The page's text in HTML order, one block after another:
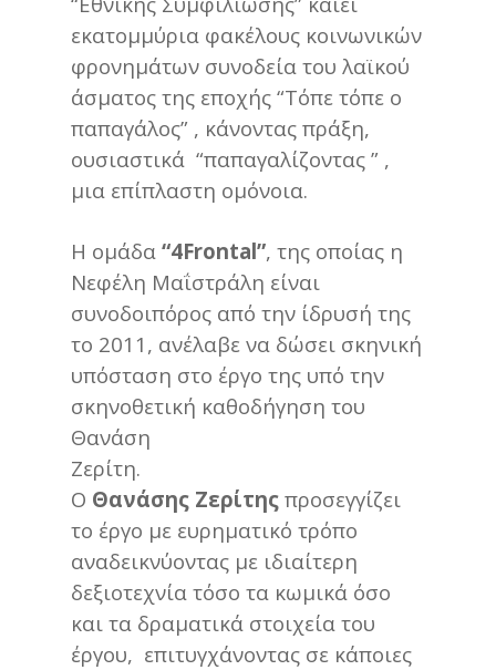
εκατομμύρια φακέλους κοινωνικών
φρονημάτων συνοδεία του λαϊκού
άσματος της εποχής “Τόπε τόπε ο
παπαγάλος” , κάνοντας πράξη,
ουσιαστικά “παπαγαλίζοντας ” ,
μια επίπλαστη ομόνοια.
Η ομάδα “4Frontal”, της οποίας η
Νεφέλη Μαΐστράλη είναι
συνοδοιπόρος από την ίδρυσή της
το 2011, ανέλαβε να δώσει σκηνική
υπόσταση στο έργο της υπό την
σκηνοθετική καθοδήγηση του
Θανάση
Ο Θανάσης Ζερίτης προσεγγίζει
το έργο με ευρηματικό τρόπο
αναδεικνύοντας με ιδιαίτερη
δεξιοτεχνία τόσο τα κωμικά όσο
και τα δραματικά στοιχεία του
έργου, επιτυγχάνοντας σε κάποιες